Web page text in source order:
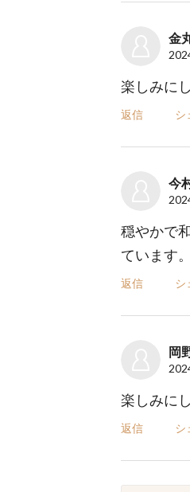
金
楽しみに
返信 シ
今
穏やかで
ています。
返信 シ
岡
楽しみに
返信 シ